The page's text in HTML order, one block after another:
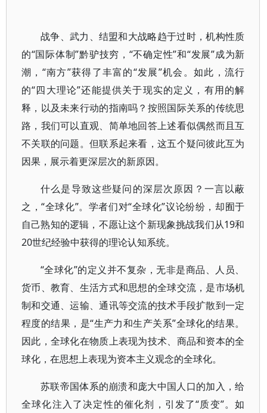
战争、武力、结盟和大战略趋于过时，机构性质
的“国际体制”黔驴技穷，“不确定性”和“发展”成为新
潮，“南方”获得了丰富的“发展”机会。如此，流行
的“四大理论”还能提供关于现实的定义，有用的解
释，以及未来行动的指南吗？按照国际关系的传统思
路，我们可以直观、简单地回答上述看似偶然而且互
不关联的问题。但联系起来看，这五个疑问彼此互为
因果，展示着更深层次的新原因。
什么是导致这些疑问的深层次原因？一言以蔽
之，“全球化”。学者们对“全球化”议论纷纷，却囿于
自己熟知的逻辑，不愿让这个新现象挑战我们从19和
20世纪经验中获得的理论认知系统。
“全球化”的定义并不复杂，无非是商品、人员、
货币、教育、生活方式和思想的全球交流，是市场机
制和交通、运输、通讯等交流的技术手段扩散到一定
程度的结果，是“生产力和生产关系”全球化的结果。
因此，全球化在物质上表现为技术、商品和资本的全
球化，在思想上表现为资本主义观念的全球化。
苏联帝国体系的崩溃和庞大中国人口的加入，给
全球化注入了决定性的催化剂，引发了“质变”。如